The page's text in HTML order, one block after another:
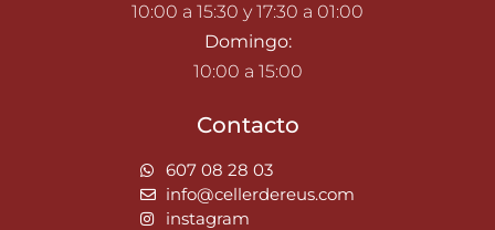
10:00 a 15:30 y 17:30 a 01:00
Domingo:
10:00 a 15:00
Contacto
607 08 28 03
info@cellerdereus.com
instagram